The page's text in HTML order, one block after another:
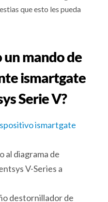
que esto les pueda
un mando de
ismartgate
Serie V?
ismartgate
al diagrama de
V-Series a
destornillador de